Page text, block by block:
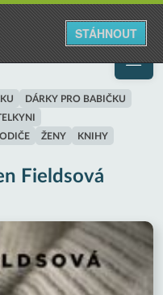
STÁHNOUT
DÁRKY PRO BABIČKU
ŽENY KNIHY
Fieldsová